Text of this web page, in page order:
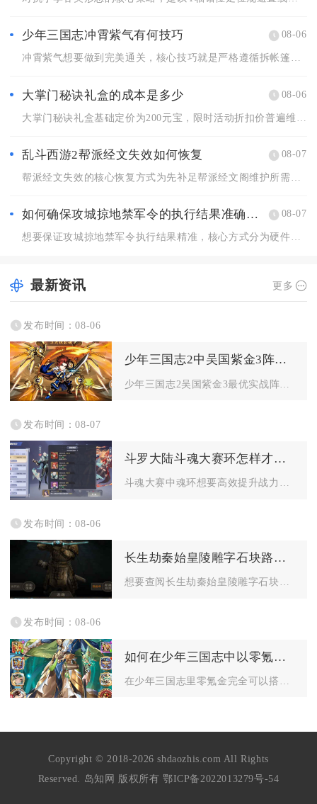
少年三国志冲霄紫气有何技巧 08-06
冲霄紫气想要做到完美通关，核心技巧就是严格遵循拆帐篷、破机关...
大掌门秘诀礼盒的成本是多少 08-06
乱斗西游2帮派经文失效如何恢复 08-07
如何确保攻城掠地禁军令的执行结果准确无误 08-07
想要保证攻城掠地禁军令执行结果精准，核心方式分为硬件稳定配置...
最新资讯 更多
发布时间：08-06
少年三国志2中吴国紫金3阵容怎么打
发布时间：08-07
斗罗大陆斗魂大赛环怎样才能增加战力
斗魂大赛中魂环想要高效提升战力，核心在于优先拉高魂环基础年限...
发布时间：08-06
长生劫秦始皇陵雕字石块路径图如何查阅
想要查阅长生劫秦始皇陵雕字石块路径图，先要进入秦始皇陵整体地...
发布时间：08-06
如何在少年三国志中以零氪金的方式组建强力的阵容
Copyright © 2018-2026 shdaozhis.com All Rights
Reserved. 岛知网 版权所有 鄂ICP备2022013279号-54